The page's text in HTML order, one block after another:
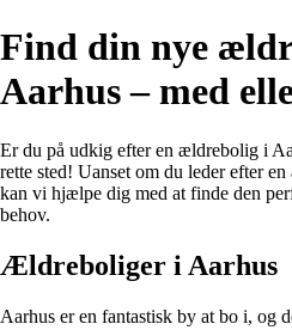
Find din nye
Aarhus – med
Er du på udkig efter en ældrebolig i
rette sted! Uanset om du leder efter
kan vi hjælpe dig med at finde den
behov.
Ældreboliger i Aarhus
Aarhus er en fantastisk by at bo i, og